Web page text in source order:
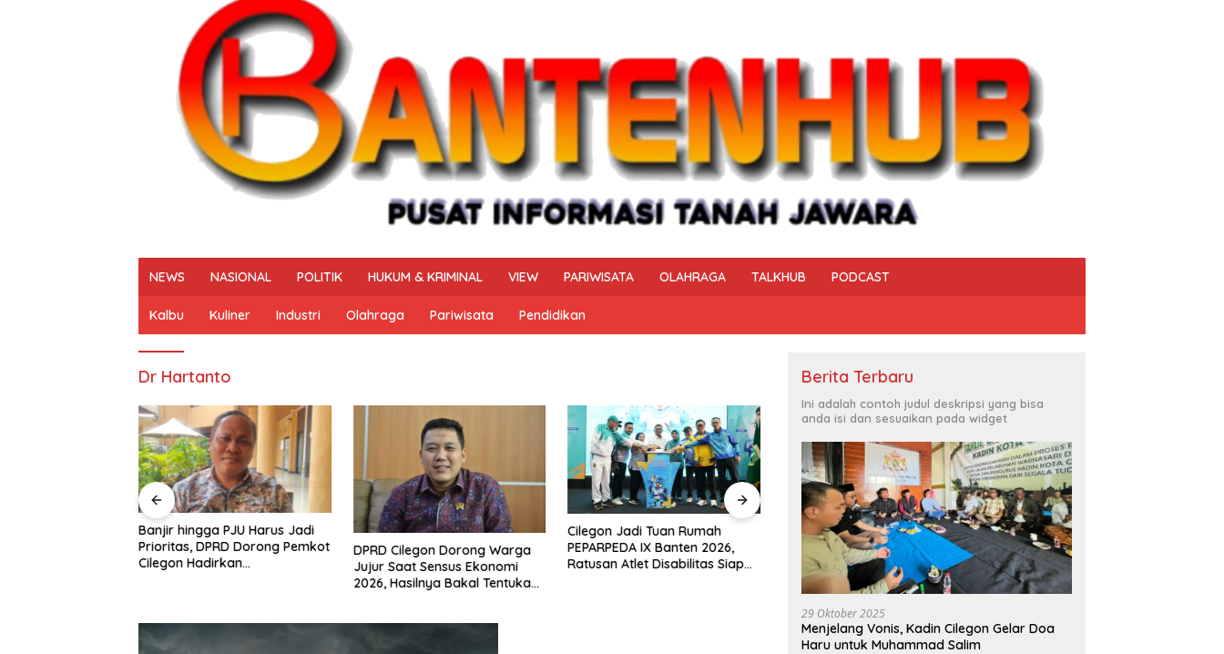
NEWS NASIONAL POLITIK HUKUM & KRIMINAL VIEW PARIWISATA OLAHRAGA TALKHUB PODCAST
Kalbu Kuliner Industri Olahraga Pariwisata Pendidikan
Dr Hartanto
Banjir hingga PJU Harus Jadi
Prioritas, DPRD Dorong Pemkot
Cilegon Hadirkan
DPRD Cilegon Dorong Warga
Jujur Saat Sensus Ekonomi
2026, Hasilnya Bakal Tentukan
Cilegon Jadi Tuan Rumah
PEPARPEDA IX Banten 2026,
Ratusan Atlet Disabilitas Siap
DPRD dan HMI Bersinergi Kawal
Penegakan Perda, Tempat
Hiburan Bermasalah Jadi
Sorotan
Irfan Luthfi Terpilih Aklamasi
Pimpin FAJI Kota Cilegon pada
Muscab I 2026
Berita Terbaru
Ini adalah contoh judul deskripsi yang bisa
anda isi dan sesuaikan pada widget
29 Oktober 2025
Menjelang Vonis, Kadin Cilegon Gelar Doa
Haru untuk Muhammad Salim